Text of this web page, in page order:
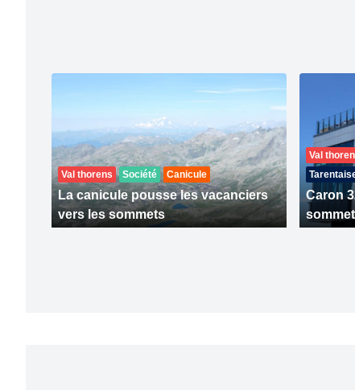
Val thorens Société Canicule
La canicule pousse les vacanciers
vers les sommets
Val
Caron
sommet